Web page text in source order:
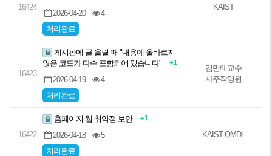
16424
2026-04-20
4
처리완료
KAIST
16423
게시판에 글 올릴 때 "내용에 올바르지
않은 코드가 다수 포함되어 있습니다"
+ 1
2026-04-19
4
처리완료
김만태교수
사주작명원
16422
홈페이지 웹 취약점 보안 + 1
2026-04-18
5
처리완료
KAIST QMDL